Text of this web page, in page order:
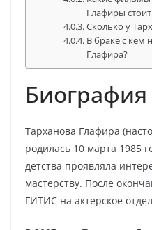
Глафиры
Сколько у
В браке с кем
Глафира?
Биография
Тарханова Глафира
родилась 10 марта 1985
детства проявляла
мастерству. После
ГИТИС на актерское